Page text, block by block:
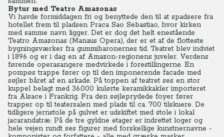
Bytur med Teatro Amazonas
Vi havde formiddagen fri og benyttede den til at spadsere fra
hotellet frem til pladsen Praca Sao Sebastiao, hvor kirken
med samme navn ligger. Det er dog det helt enestående
Teatro Amazonas (Manaus Opera), der er et af de flotteste
bygningsværker fra gummibaronernes tid. Teatret blev indviet
i 1896 og er i dag en af Amazon-regionens juveler. Verdens
førende operasangere medvirkede i forestillingerne. En
pompøs trappe fører op til den imponerende facade med
søjler båret af en arkade. På toppen af teatret ses en stor
kuppel belagt med 36.000 kulørte keramikkakler importeret
fra Alsace i Frankrig. Fra den søjleprydede foyer fører
trapper op til teatersalen med plads til ca. 700 tilskuere. De
tidligere jernstole på gulvet er udskiftet med stole i lokal
jacarandatræ. På de tre gyldne etager er indrettet loger og
hele vejen rundt ses figurer med forskellige kunstnernavne -